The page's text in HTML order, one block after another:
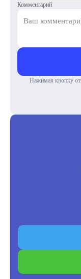
Комментарий
Нажимая кнопку